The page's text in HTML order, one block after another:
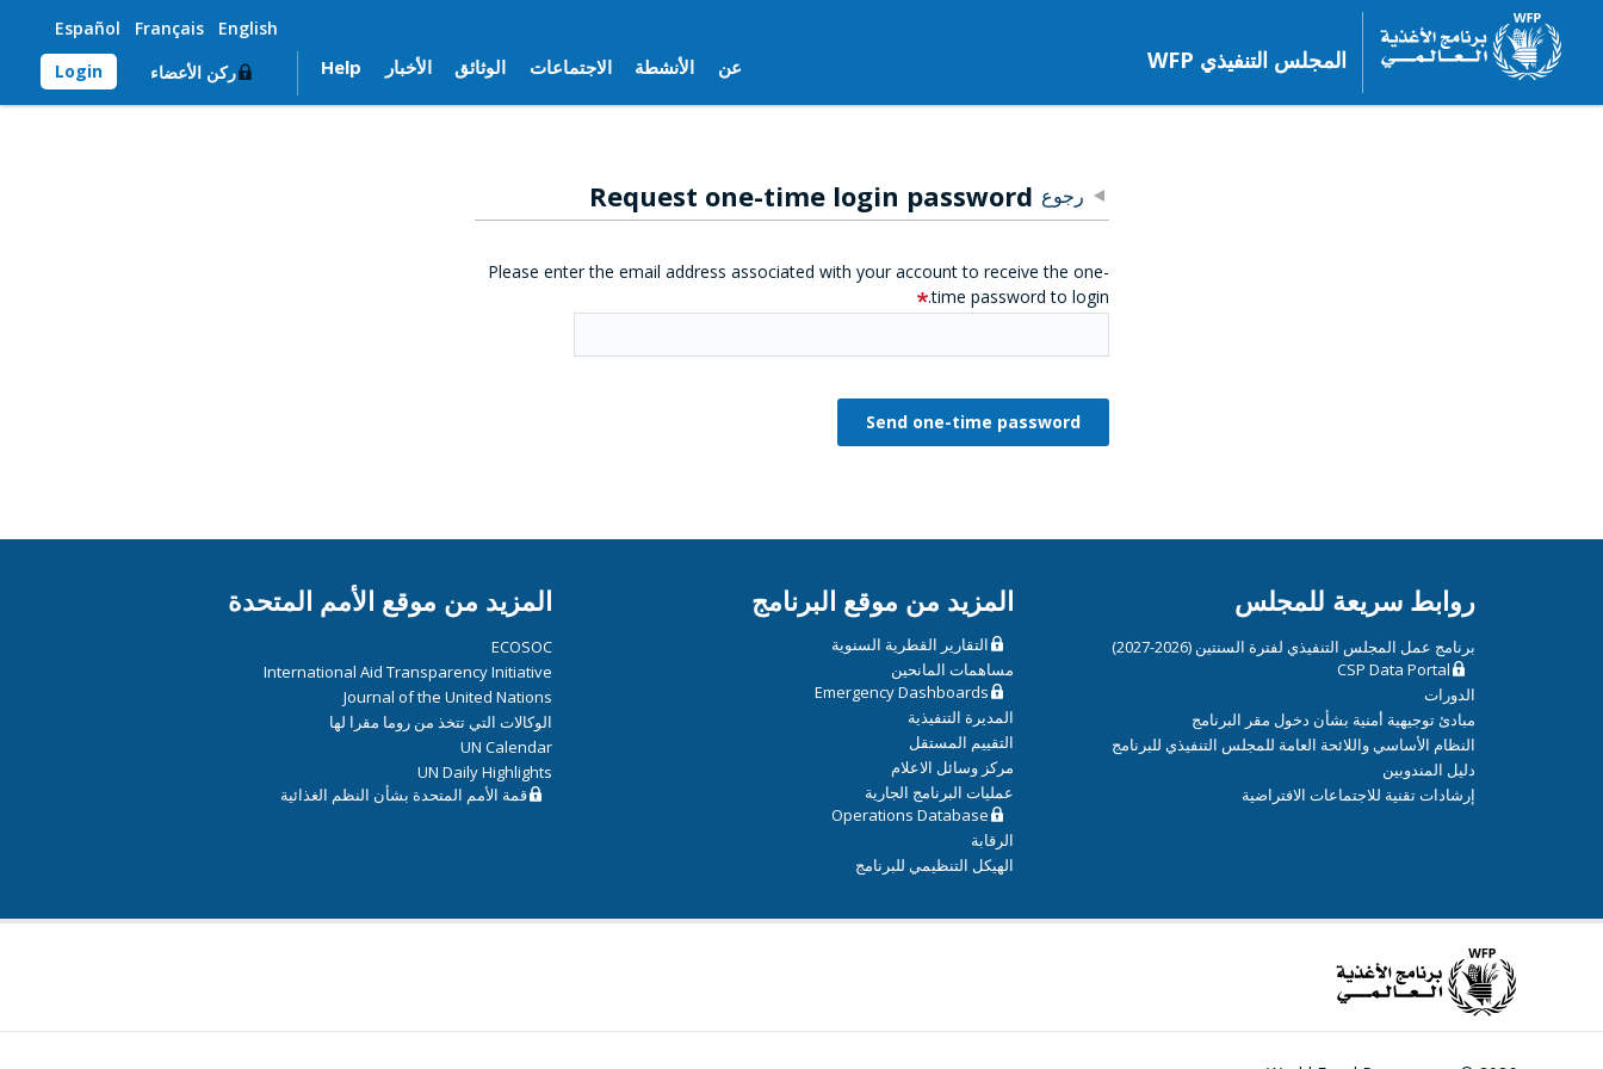
المجلس التنفيذي WFP
English
Français
Español
عن الأنشطة الاجتماعات الوثائق الأخبار Help ركن الأعضاء Login
رجوع Request one-time login password
Please enter the email address associated with your account to receive the one-
time password to login.
روابط سريعة للمجلس
برنامج عمل المجلس التنفيذي لفترة السنتين (2026-2027)
CSP Data Portal
الدورات
مبادئ توجيهية أمنية بشأن دخول مقر البرنامج
النظام الأساسي واللائحة العامة للمجلس التنفيذي للبرنامج
دليل المندوبين
إرشادات تقنية للاجتماعات الافتراضية
المزيد من موقع البرنامج
التقارير القطرية السنوية
مساهمات المانحين
Emergency Dashboards
المديرة التنفيذية
التقييم المستقل
مركز وسائل الاعلام
عمليات البرنامج الجارية
Operations Database
الرقابة
الهيكل التنظيمي للبرنامج
المزيد من موقع الأمم المتحدة
ECOSOC
International Aid Transparency Initiative
Journal of the United Nations
الوكالات التي تتخذ من روما مقرا لها
UN Calendar
UN Daily Highlights
قمة الأمم المتحدة بشأن النظم الغذائية